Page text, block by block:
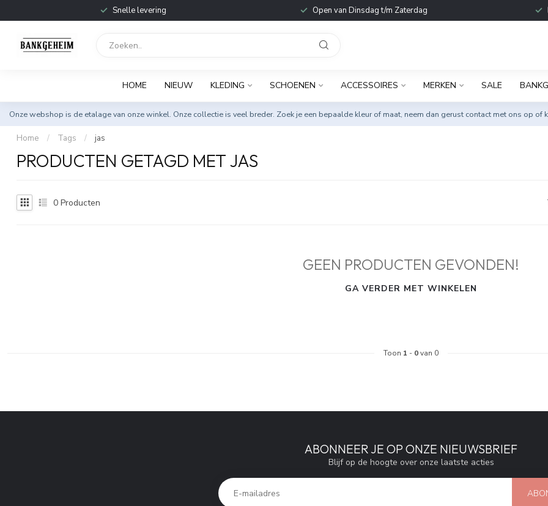
Snelle levering Open van Dinsdag t/m Zaterdag
HOME NIEUW KLEDING SCHOENEN ACCESSOIRES MERKEN SALE
Onze webshop is de etalage van onze winkel. Onze collectie is veel breder. Zoek je een bepaalde kleur of maat, neem dan gerust contact met ons op of
Home / Tags / jas
PRODUCTEN GETAGD MET JAS
0 Producten
GEEN PRODUCTEN GEVONDEN!
GA VERDER MET WINKELEN
Toon 1 - 0van 0
ABONNEER JE OP ONZE NIEUWSBRIEF
Blijf op de hoogte over onze laatste acties